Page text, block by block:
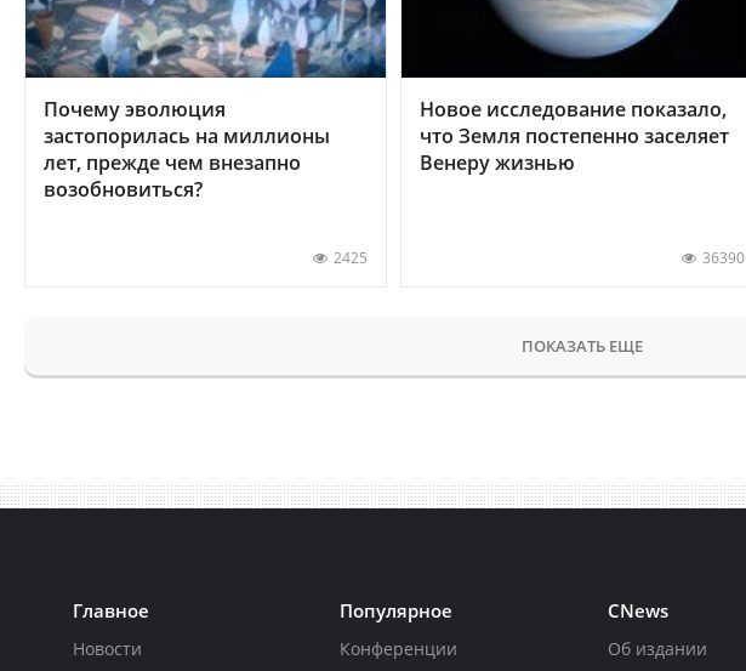
Почему эволюция
застопорилась на миллионы
лет, прежде чем внезапно
возобновиться?
2425
Новое исследование показало,
что Земля постепенно заселяет
Венеру жизнью
36390
ПОКАЗАТЬ ЕЩЕ
Главное
Новости
Популярное
Конференции
CNews
Об издании